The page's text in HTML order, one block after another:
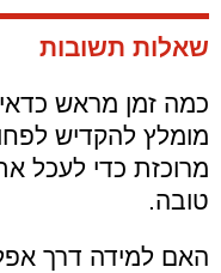
שאלות תשובות
כמה זמן מראש
מומלץ להקדיש
מרוכזת כדי לעכל
טובה.
האם למידה דרך